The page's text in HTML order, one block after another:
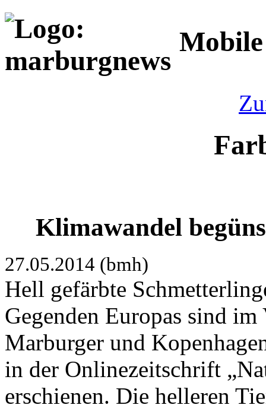
Klimawandel
27.05.2014 (bmh)
Hell gefärbte
Gegenden Europas sind
Marburger und
in der Onlinezeitschrift
erschienen. Die helleren